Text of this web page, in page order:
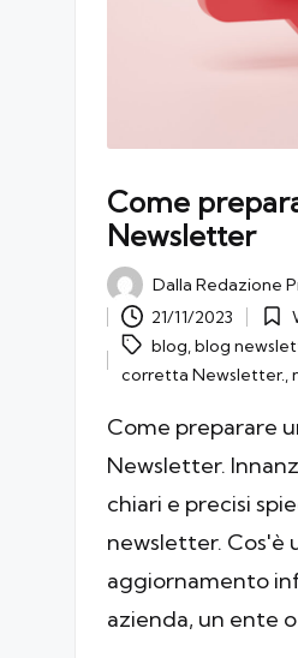
Come
Newsletter
Posted
by
Dalla Redazione
21/11/2023
in
Tags:
blog blog
corretta Newsletter.
Come preparare
Newsletter.
chiari e precisi
newsletter. Cos'è
aggiornamento
azienda, un ente